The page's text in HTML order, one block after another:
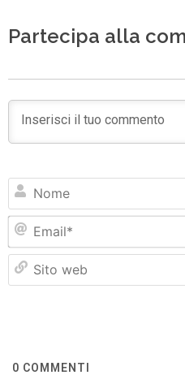
Partecipa alla
0 COMMENTI